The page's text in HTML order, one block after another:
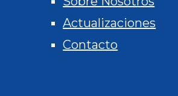
Actualizaciones
Contacto